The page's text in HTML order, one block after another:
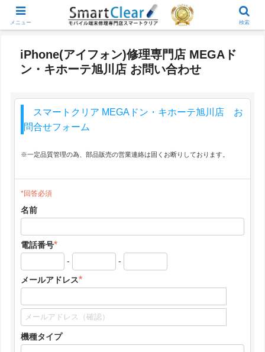
iPhone(アイフォン)修理専門店 MEGAド
ン・キホーテ旭川店 お問い合わせ
メニュー 検索